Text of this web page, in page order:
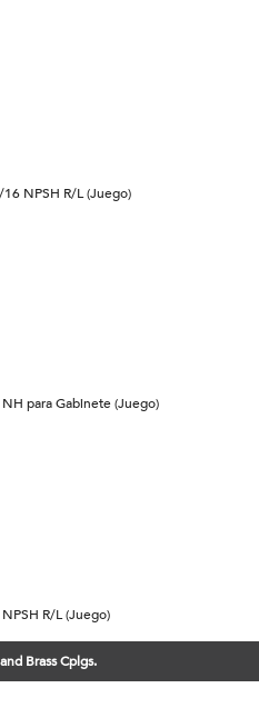
NPSH R/L (Juego)
para Gabinete (Juego)
R/L (Juego)
Brass Cplgs.